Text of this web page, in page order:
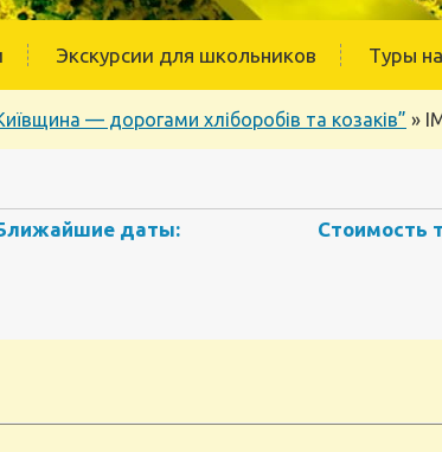
Экскурсии для школьников Туры
— дорогами хліборобів та козаків” »
даты: Стоимость